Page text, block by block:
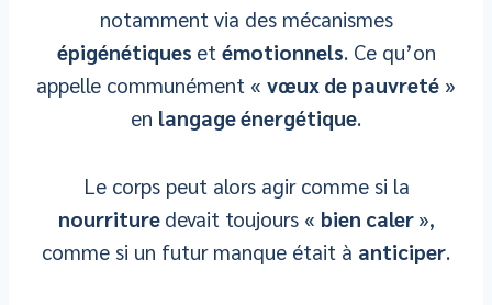
notamment via des mécanismes
épigénétiques et émotionnels. Ce qu’on
appelle communément « vœux de pauvreté »
en langage énergétique.
Le corps peut alors agir comme si la
nourriture devait toujours « bien caler »,
comme si un futur manque était à anticiper.